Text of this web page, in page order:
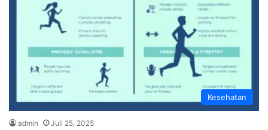
Kesehatan
admin Juli 25, 2025